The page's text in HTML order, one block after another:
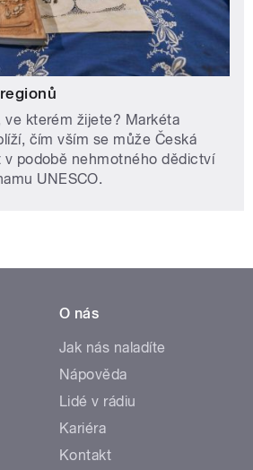
kterém žijete? Markéta
čím vším se může Česká
v podobě nehmotného dědictví
UNESCO.
O nás
Jak nás naladíte
Nápověda
Lidé v rádiu
Kariéra
Kontakt